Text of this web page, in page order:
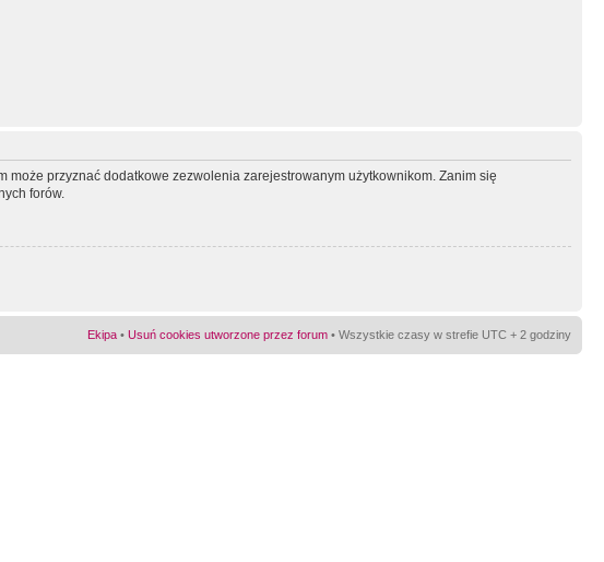
przyznać dodatkowe zezwolenia zarejestrowanym użytkownikom. Zanim się
forów.
Ekipa • Usuń cookies utworzone przez forum • Wszystkie czasy w strefie UTC + 2 godziny